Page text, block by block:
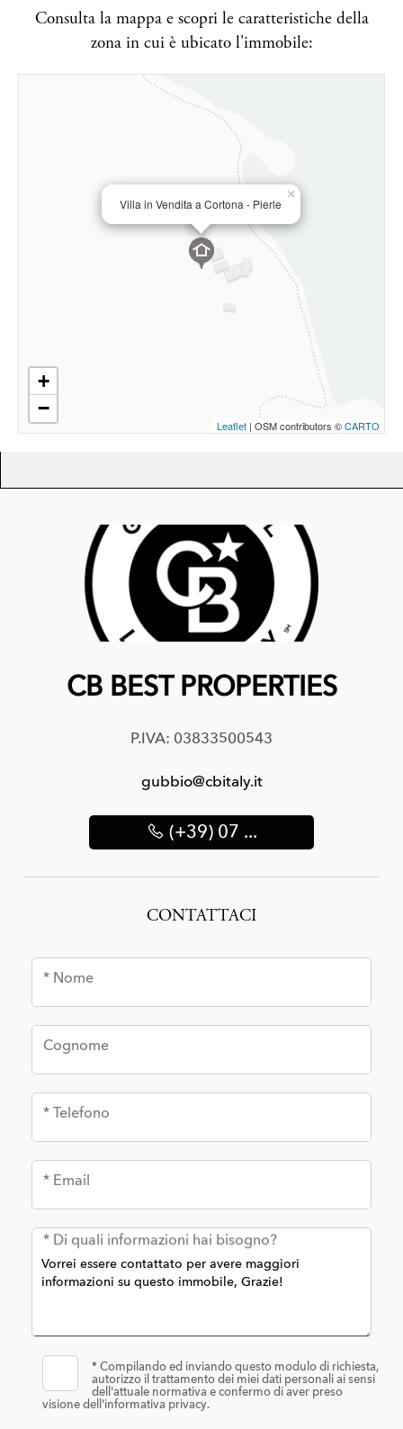
Consulta la mappa e scopri le caratteristiche della
zona in cui è ubicato l'immobile:
Villa in Vendita a Cortona - Pierle
×
+
−
Leaflet | OSM contributors ©CARTO
CB BEST PROPERTIES
P.IVA: 03833500543
gubbio@cbitaly.it
(+39) 07 ...
CONTATTACI
* Nome
Cognome
* Telefono
* Email
* Di quali informazioni hai bisogno?
*Compilando ed inviando questo modulo di richiesta,
autorizzo il trattamento dei miei dati personali ai sensi
dell'attuale normativa e confermo di aver preso
visione dell'informativa privacy.